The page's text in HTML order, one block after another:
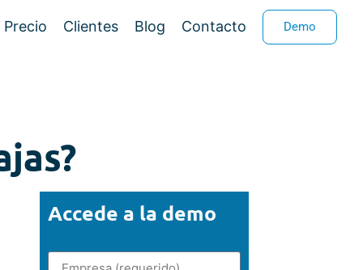
Precio Clientes Blog Contacto Demo
Accede a la demo